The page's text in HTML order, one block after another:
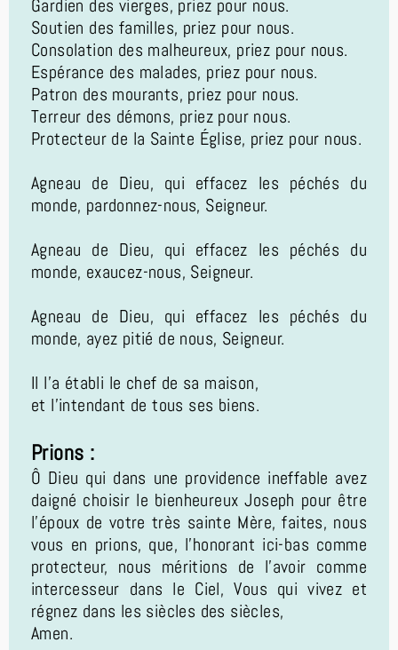
Gardien des vierges, priez pour nous.
Soutien des familles, priez pour nous.
Consolation des malheureux, priez pour nous.
Espérance des malades, priez pour nous.
Patron des mourants, priez pour nous.
Terreur des démons, priez pour nous.
Protecteur de la Sainte Église, priez pour nous.
Agneau de Dieu, qui effacez les péchés du
monde, pardonnez-nous, Seigneur.
Agneau de Dieu, qui effacez les péchés du
monde, exaucez-nous, Seigneur.
Agneau de Dieu, qui effacez les péchés du
monde, ayez pitié de nous, Seigneur.
Il l’a établi le chef de sa maison,
et l’intendant de tous ses biens.
Prions :
Ô Dieu qui dans une providence ineffable avez
daigné choisir le bienheureux Joseph pour être
l’époux de votre très sainte Mère, faites, nous
vous en prions, que, l’honorant ici-bas comme
protecteur, nous méritions de l’avoir comme
intercesseur dans le Ciel, Vous qui vivez et
régnez dans les siècles des siècles,
Amen.